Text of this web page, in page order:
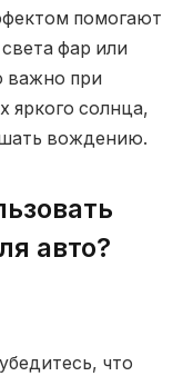
помогают
фар или
важно при
яркого солнца,
вождению.
авто?
что